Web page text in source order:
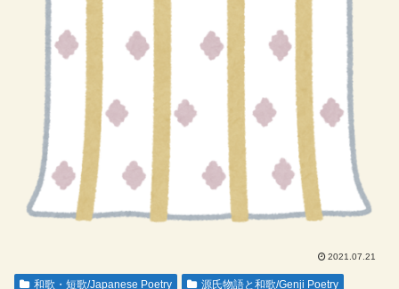
2021.07.21
和歌・短歌/Japanese Poetry 源氏物語と和歌/Genji Poetry